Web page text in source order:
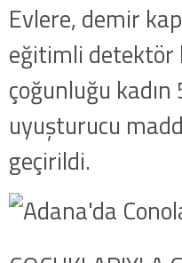
Evlere, demir
eğitimli detektör
çoğunluğu
uyuşturucu
geçirildi.